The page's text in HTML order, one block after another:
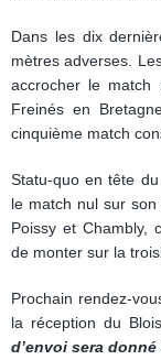
Dans les dix
mètres adverses.
accrocher le match
Freinés en
cinquième match
Statu-quo en tête
le match nul sur
Poissy et Chambly,
de monter sur la
Prochain rendez-
la réception du
d’envoi sera donné